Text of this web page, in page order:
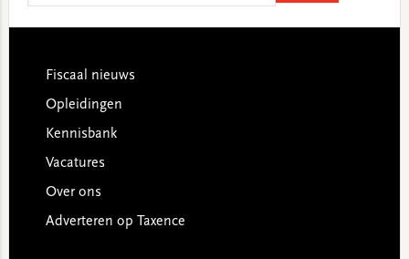
Footer
Fiscaal nieuws
Opleidingen
Kennisbank
Vacatures
Over ons
Adverteren op Taxence